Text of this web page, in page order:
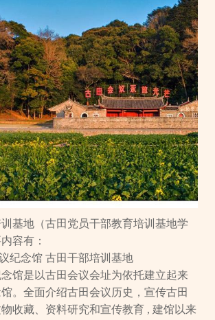
基地（古田党员干部教育培训基地学
容有：
纪念馆 古田干部培训基地
馆是以古田会议会址为依托建立起来
。全面介绍古田会议历史，宣传古田
收藏、资料研究和宣传教育 , 建馆以来